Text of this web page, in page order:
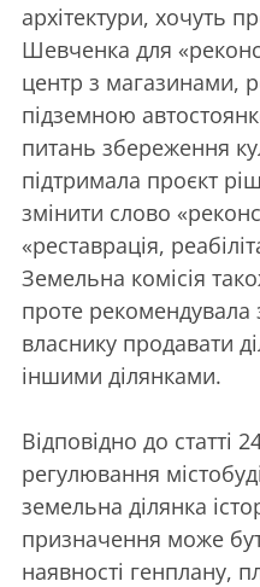
архітектури, хочуть
Шевченка для
центр з магазинами,
підземною
питань збереження
підтримала проєкт
змінити слово
«реставрація,
Земельна комісія
проте
власнику продавати
іншими ділянками.
Відповідно до статті
регулювання
земельна ділянка
призначення може
наявності генплану,